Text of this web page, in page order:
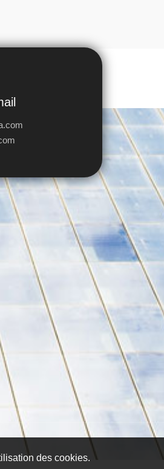
des cookies.